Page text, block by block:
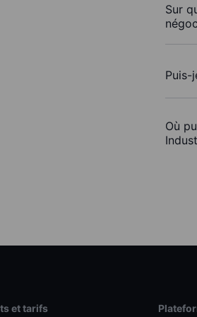
Sur
Puis-
Où
et tarifs